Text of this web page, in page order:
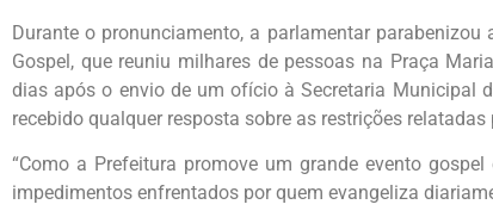
Durante o pronunciamento, a parlamentar
Gospel, que reuniu milhares de pessoas na Praça
dias após o envio de um ofício à Secretaria Municipal
recebido qualquer resposta sobre as restrições relatadas
“Como a Prefeitura promove um grande evento
impedimentos enfrentados por quem evangeliza